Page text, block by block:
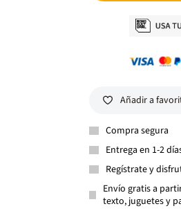
Añadir a
Compra segura
Entrega en 1-2
Regístrate y
Envío gratis a
texto, juguetes y